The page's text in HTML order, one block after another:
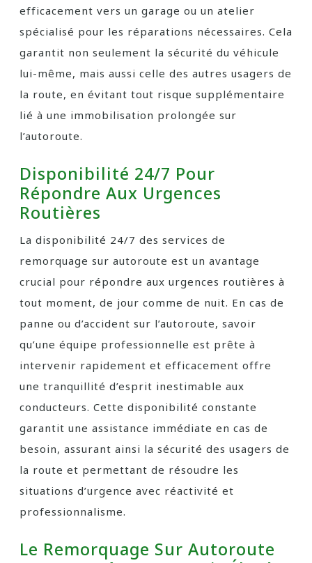
efficacement vers un garage ou un atelier
spécialisé pour les réparations nécessaires. Cela
garantit non seulement la sécurité du véhicule
lui-même, mais aussi celle des autres usagers de
la route, en évitant tout risque supplémentaire
lié à une immobilisation prolongée sur
l’autoroute.
Disponibilité 24/7 Pour
Répondre Aux Urgences
Routières
La disponibilité 24/7 des services de
remorquage sur autoroute est un avantage
crucial pour répondre aux urgences routières à
tout moment, de jour comme de nuit. En cas de
panne ou d’accident sur l’autoroute, savoir
qu’une équipe professionnelle est prête à
intervenir rapidement et efficacement offre
une tranquillité d’esprit inestimable aux
conducteurs. Cette disponibilité constante
garantit une assistance immédiate en cas de
besoin, assurant ainsi la sécurité des usagers de
la route et permettant de résoudre les
situations d’urgence avec réactivité et
professionnalisme.
Le Remorquage Sur Autoroute